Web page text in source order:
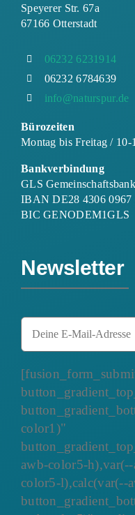
Speyerer Str. 67a
67166 Otterstadt
06232 6231914
06232 6784639
info@naturspur.de
Bürozeiten
Montag bis Freitag / 10-
Bankverbindung
GLS
IBAN DE28 4306 0967
BIC GENODEM1GLS
Newsletter
color1)"
awb-color5-
color5-l),calc(var(--